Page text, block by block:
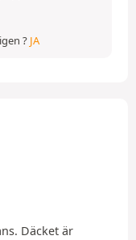
? JA
Däcket är